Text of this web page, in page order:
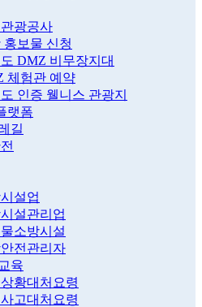
광공사
홍보물 신청
DMZ 비무장지대
체험관 예약
인증 웰니스 관광지
랫폼
길
설업
설관리업
소방시설
전관리자
육
황대처요령
고대처요령